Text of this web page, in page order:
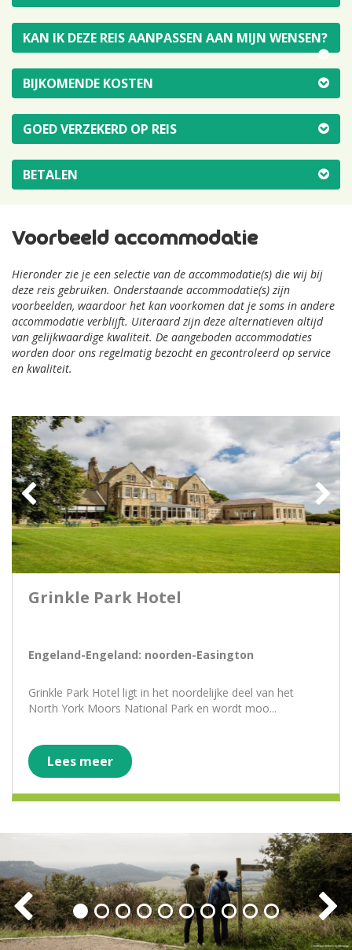
KAN IK DEZE REIS AANPASSEN AAN MIJN WENSEN?
BIJKOMENDE KOSTEN
GOED VERZEKERD OP REIS
BETALEN
Voorbeeld accommodatie
Hieronder zie je een selectie van de accommodatie(s) die wij bij
deze reis gebruiken. Onderstaande accommodatie(s) zijn
voorbeelden, waardoor het kan voorkomen dat je soms in andere
accommodatie verblijft. Uiteraard zijn deze alternatieven altijd
van gelijkwaardige kwaliteit. De aangeboden accommodaties
worden door ons regelmatig bezocht en gecontroleerd op service
en kwaliteit.
Grinkle Park Hotel
Engeland-Engeland: noorden-Easington
Grinkle Park Hotel ligt in het noordelijke deel van het
North York Moors National Park en wordt moo...
Lees meer